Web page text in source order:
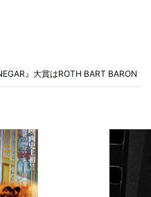
』大賞はROTH BART BARON『